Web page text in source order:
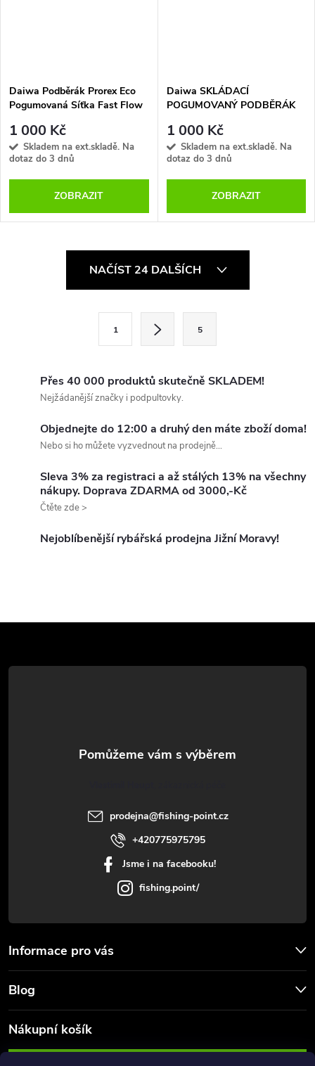
Daiwa Podběrák Prorex Eco
Pogumovaná Síťka Fast Flow
1 000 Kč
Skladem na ext.skladě. Na
dotaz do 3 dnů
ZOBRAZIT
Daiwa SKLÁDACÍ
POGUMOVANÝ PODBĚRÁK
1 000 Kč
Skladem na ext.skladě. Na
dotaz do 3 dnů
ZOBRAZIT
v
NAČÍST 24 DALŠÍCH
1 5
Přes 40 000 produktů skutečně SKLADEM!
Nejžádanější značky i podpultovky.
Objednejte do 12:00 a druhý den máte zboží doma!
Nebo si ho můžete vyzvednout na prodejně...
Sleva 3% za registraci a až stálých 13% na všechny
nákupy. Doprava ZDARMA od 3000,-Kč
Čtěte zde >
Nejoblíbenější rybářská prodejna Jižní Moravy!
á
prodejna@fishing-point.cz
+420775975795
Jsme i na facebooku!
fishing.point/
Informace pro vás
Blog
Nákupní košík